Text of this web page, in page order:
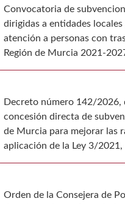
Convocatoria de
dirigidas a entidades
atención a personas con
Región de Murcia 2021-
Decreto número 142/2026,
concesión directa de
de Murcia para mejorar las
aplicación de la Ley 3/
Orden de la Consejera de